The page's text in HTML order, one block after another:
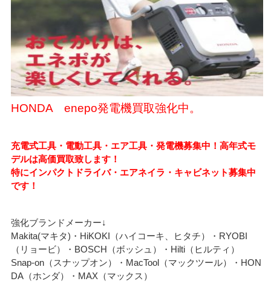
HONDA enepo発電機買取強化中。
充電式工具・電動工具・エア工具・発電機募集中！高年式モ
デルは高価買取致します！
特にインパクトドライバ・エアネイラ・キャビネット募集中
です！
強化ブランドメーカー↓
Makita(マキタ)・HiKOKI（ハイコーキ、ヒタチ）・RYOBI
（リョービ）・BOSCH（ボッシュ）・Hilti（ヒルティ）
Snap-on（スナップオン）・MacTool（マックツール）・HON
DA（ホンダ）・MAX（マックス）